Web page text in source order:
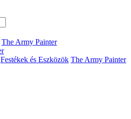
The Army Painter
Festékek és Eszközök The Army Painter